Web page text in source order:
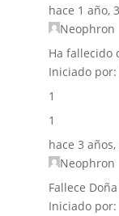
hace 1 año,
Neophron
Ha fallecido
Iniciado por:
1
1
hace 3
Neophron
Fallece
Iniciado por: